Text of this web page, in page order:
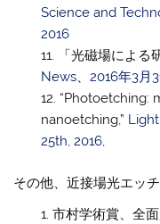
Science and
2016
「光磁場による
News、2016年3月
“Photoetching:
nanoetching,”
25th, 2016,
その他、近接場光エッ
市村学術賞、全